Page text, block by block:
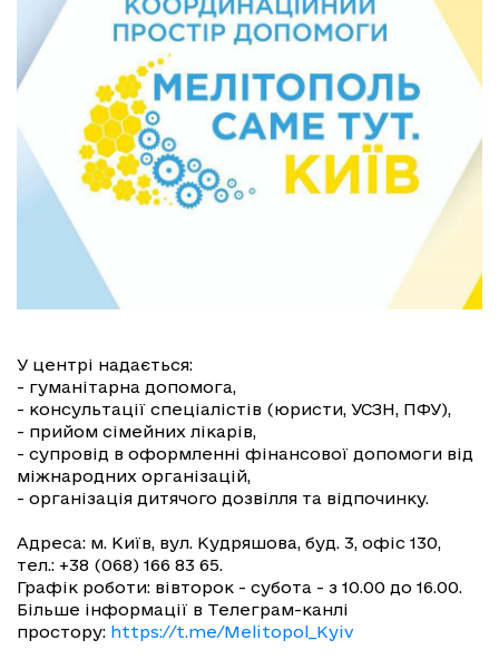
У центрі надається:
- гуманітарна допомога,
- консультації спеціалістів (юристи, УСЗН, ПФУ),
- прийом сімейних лікарів,
- супровід в оформленні фінансової допомоги від
міжнародних організацій,
- організація дитячого дозвілля та відпочинку.
Адреса: м. Київ, вул. Кудряшова, буд. 3, офіс 130,
тел.: +38 (068) 166 83 65.
Графік роботи: вівторок - субота - з 10.00 до 16.00.
Більше інформації в Телеграм-канлі
простору: https://t.me/Melitopol_Kyiv